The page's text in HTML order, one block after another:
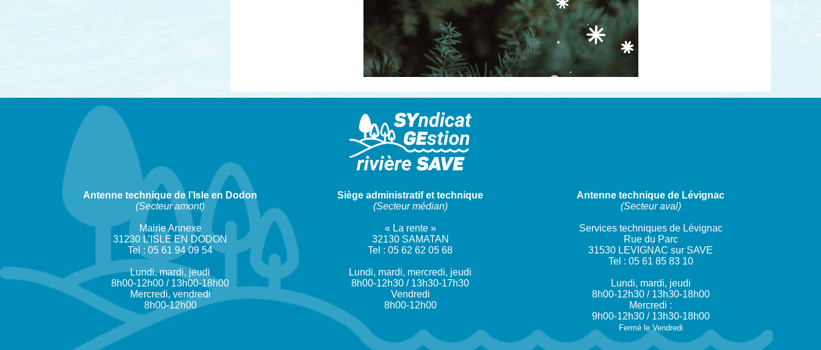
Antenne technique de l’Isle en Dodon
(Secteur amont)
Mairie Annexe
31230 L’ISLE EN DODON
Tel : 05 61 94 09 54
Lundi, mardi, jeudi
8h00-12h00 / 13h00-18h00
Mercredi, vendredi
8h00-12h00
Siège administratif et technique
(Secteur médian)
« La rente »
32130 SAMATAN
Tel : 05 62 62 05 68
Lundi, mardi, mercredi, jeudi
8h00-12h30 / 13h30-17h30
Vendredi
8h00-12h00
Antenne technique de Lévignac
(Secteur aval)
Services techniques de Lévignac
Rue du Parc
31530 LEVIGNAC sur SAVE
Tel : 05 61 85 83 10
Lundi, mardi, jeudi
8h00-12h30 / 13h30-18h00
Mercredi :
9h00-12h30 / 13h30-18h00
Fermé le Vendredi